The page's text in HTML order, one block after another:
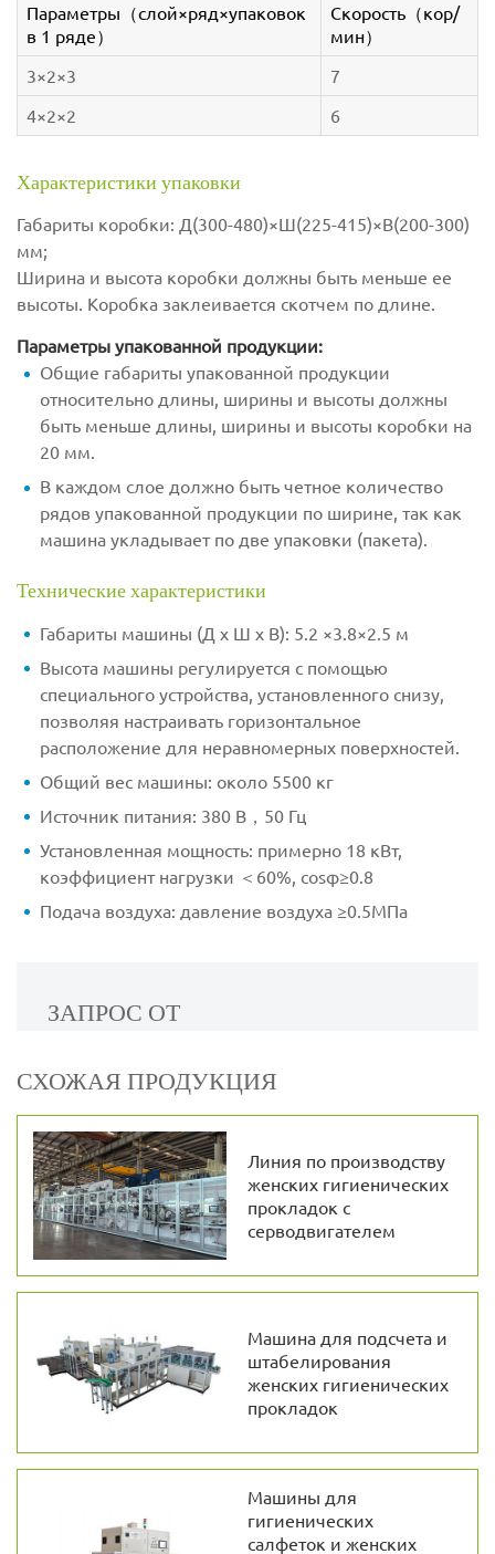
Параметры（слой×ряд×упаковок
в 1 ряде）
Скорость（кор/
мин）
3×2×3
7
4×2×2
6
Характеристики упаковки
Габариты коробки: Д(300-480)×Ш(225-415)×В(200-300)
мм;
Ширина и высота коробки должны быть меньше ее
высоты. Коробка заклеивается скотчем по длине.
Параметры упакованной продукции:
Общие габариты упакованной продукции
относительно длины, ширины и высоты должны
быть меньше длины, ширины и высоты коробки на
20 мм.
В каждом слое должно быть четное количество
рядов упакованной продукции по ширине, так как
машина укладывает по две упаковки (пакета).
Технические характеристики
Габариты машины (Д x Ш x В): 5.2 ×3.8×2.5 м
Высота машины регулируется с помощью
специального устройства, установленного снизу,
позволяя настраивать горизонтальное
расположение для неравномерных поверхностей.
Общий вес машины: около 5500 кг
Источник питания: 380 В，50 Гц
Установленная мощность: примерно 18 кВт,
коэффициент нагрузки ＜60%, cosφ≥0.8
Подача воздуха: давление воздуха ≥0.5МПа
ЗАПРОС ОТ
СХОЖАЯ ПРОДУКЦИЯ
Линия по производству
женских гигиенических
прокладок с
серводвигателем
Машина для подсчета и
штабелирования
женских гигиенических
прокладок
Машины для
гигиенических
салфеток и женских